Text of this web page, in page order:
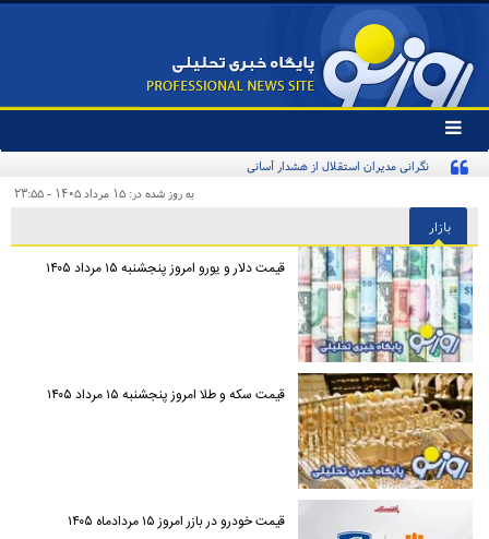
تغییر
وضعیت
منوی
ها
نگرانی مدیران استقلال از هشدار آسانی
به روز شده در: ۱۵ مرداد ۱۴۰۵ - ۲۳:۵۵
بازار
قیمت دلار و یورو امروز پنجشنبه ۱۵ مرداد ۱۴۰۵
قیمت سکه و طلا امروز پنجشنبه ۱۵ مرداد ۱۴۰۵
قیمت خودرو در بازر امروز ۱۵ مردادماه ۱۴۰۵